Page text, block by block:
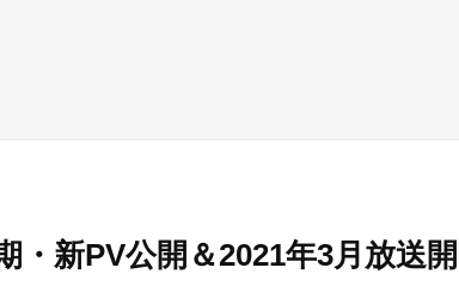
・新PV公開＆2021年3月放送開